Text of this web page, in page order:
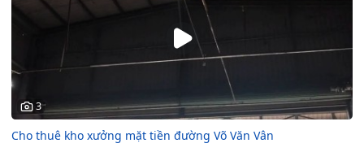
3
Cho thuê kho xưởng mặt tiền đường Võ Văn Vân